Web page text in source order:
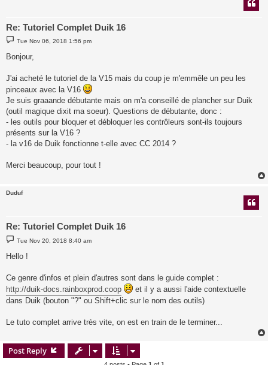
Re: Tutoriel Complet Duik 16
P
o
t
Tue Nov 06, 2018 1:56 pm
Bonjour,
J'ai acheté le tutoriel de la V15 mais du coup je m'emmêle un peu les
pinceaux avec la V16
Je suis graaande débutante mais on m'a conseillé de plancher sur Duik
(outil magique dixit ma soeur). Questions de débutante, donc :
- les outils pour bloquer et débloquer les contrôleurs sont-ils toujours
présents sur la V16 ?
- la v16 de Duik fonctionne t-elle avec CC 2014 ?
Merci beaucoup, pour tout !
Duduf
Re: Tutoriel Complet Duik 16
P
o
s
t
Tue Nov 20, 2018 8:40 am
Hello !
Ce genre d'infos et plein d'autres sont dans le guide complet :
http://duik-docs.rainboxprod.coop
et il y a aussi l'aide contextuelle
dans Duik (bouton "?" ou Shift+clic sur le nom des outils)
Le tuto complet arrive très vite, on est en train de le terminer...
Post Reply